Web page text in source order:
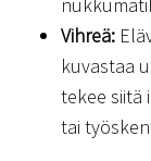
Vihreä:
kuvastaa
tekee siitä
tai